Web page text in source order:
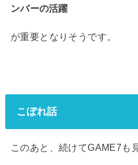
ンバーの活躍
が重要となりそうです。
こぼれ話
このあと、続けてGAME7も